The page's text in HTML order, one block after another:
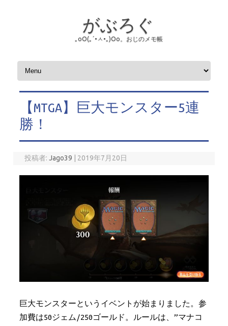
がぶろぐ
｡оО(｡´•ㅅ•｡)Оо。おじのメモ帳
コンテンツへスキップ
【MTGA】巨大モンスター5連
勝！
投稿者:Jago39 2019年7月20日
巨大モンスターというイベントが始まりました。参
加費は50ジェム/250ゴールド。ルールは、”マナコ